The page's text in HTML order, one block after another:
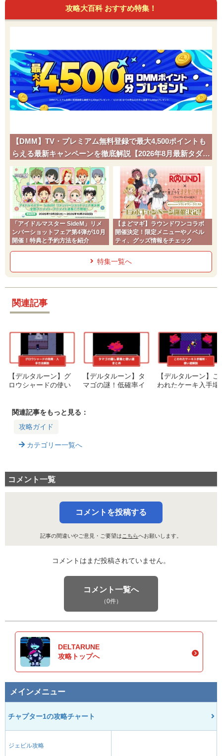
攻略大百科 おすすめ特集！
【DMM】TV・プレミアム無料登録で最大4,500ポイントも
らえる最新キャンペーンを徹底解説【2026年8月最新タダポ
チ】
「アイドルマスター SideM」リメ
ンバーショットフェア第4弾が10月
開催！特典と予約方法を紹介
【まどマギ】ラウンドワンコラボ
開催決定！限定メニューやノベル
ティ、グッズ情報をチェック
特集一覧へ
関連記事
【デルタルーン】グ
ロウシャードの使い
【デルタルーン】タ
マゴの謎！低確率イ
【デルタルーン】こ
われたケーキ入手場
関連記事をもっと見る：
攻略ガイド
カテゴリー一覧へ
コメント一覧
コメントを投稿する
記事の間違いやご意見・ご要望はこちらへお願いします。
コメントはまだ投稿されていません。
コメント一覧へ
（0件）
DELTARUNE
攻略トップへ
メインメニュー
チャプター1の攻略チャート
ジェビル攻略